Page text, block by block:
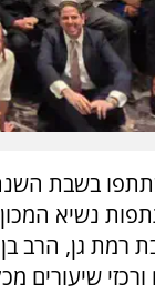
השתתפו בשבת
נשיא
רמת גן, הרב בן
שיעורים